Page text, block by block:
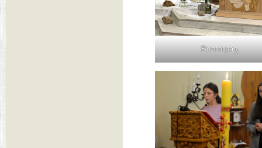
Волгоград